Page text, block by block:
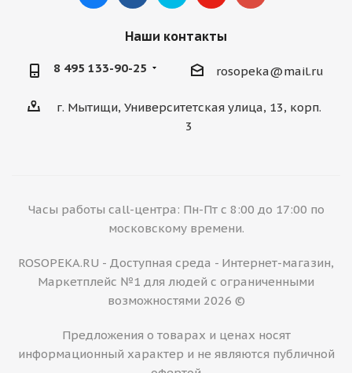
Наши контакты
8 495 133-90-25 rosopeka@mail.ru
г. Мытищи, Университетская улица, 13, корп.
3
Часы работы call-центра: Пн-Пт с 8:00 до 17:00 по
московскому времени.
ROSOPEKA.RU - Доступная среда - Интернет-магазин,
Маркетплейс №1 для людей с ограниченными
возможностями 2026 ©
Предложения о товарах и ценах носят
информационный характер и не являются публичной